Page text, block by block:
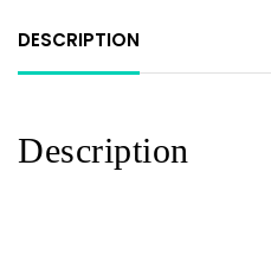
DESCRIPTION
Description